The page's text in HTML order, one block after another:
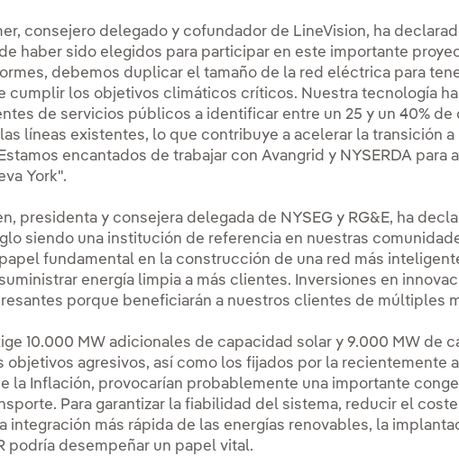
consejero delegado y cofundador de LineVision, ha
haber sido elegidos para participar en este importante
debemos duplicar el tamaño de la red eléctrica para
cumplir los objetivos climáticos críticos. Nuestra tecnología ha
de servicios públicos a identificar entre un 25 y un 40% de
líneas existentes, lo que contribuye a acelerar la transición a
encantados de trabajar con Avangrid y NYSERDA para
York".
presidenta y consejera delegada de NYSEG y RG&E, ha
siendo una institución de referencia en nuestras
fundamental en la construcción de una red más
energía limpia a más clientes. Inversiones en
porque beneficiarán a nuestros clientes de múltiples
10.000 MW adicionales de capacidad solar y 9.000 MW de
objetivos agresivos, así como los fijados por la recientemente
la Inflación, provocarían probablemente una importante
Para garantizar la fiabilidad del sistema, reducir el
integración más rápida de las energías renovables, la
podría desempeñar un papel vital.